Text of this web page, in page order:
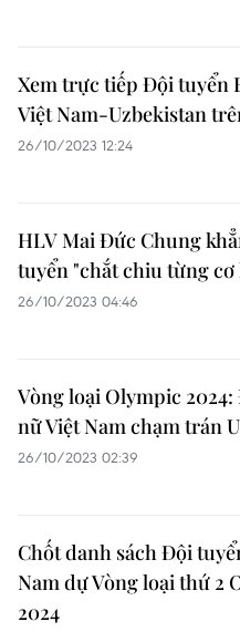
Xem trực tiếp Đội tuyển
Việt Nam-Uzbekistan
26/10/2023 12:24
HLV Mai Đức Chung
tuyển "chắt chiu từng cơ
26/10/2023 04:46
Vòng loại Olympic
nữ Việt Nam chạm trán
26/10/2023 02:39
Chốt danh sách Đội
Nam dự Vòng loại thứ 2
2024